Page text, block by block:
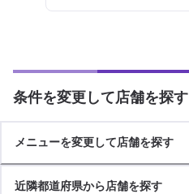
条件を変更して店舗を探す
メニューを変更して店舗を探す
近隣都道府県から店舗を探す